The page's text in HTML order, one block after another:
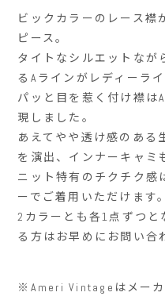
ビックカラーのレース襟
ピース。
タイトなシルエットなが
るAラインがレディーラ
パッと目を惹く付け襟は
現しました。
あえてやや透け感のある
を演出、インナーキャミ
ニット特有のチクチク感
ーでご着用いただけます。
2カラーとも各1点ずつと
る方はお早めにお問い合
※Ameri Vintage はメー